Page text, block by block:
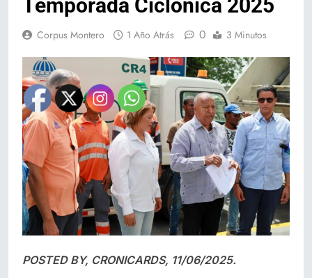
Temporada Ciclónica 2025
Corpus Montero 1 Año Atrás 0 3 Minutos
POSTED BY, CRONICARDS, 11/06/2025.